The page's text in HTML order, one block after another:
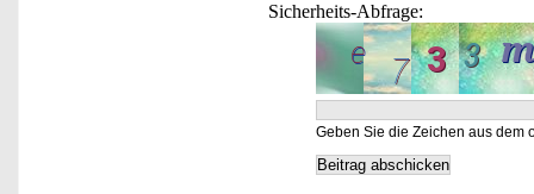
Sicherheits-Abfrage:
Geben Sie die Zeichen aus dem